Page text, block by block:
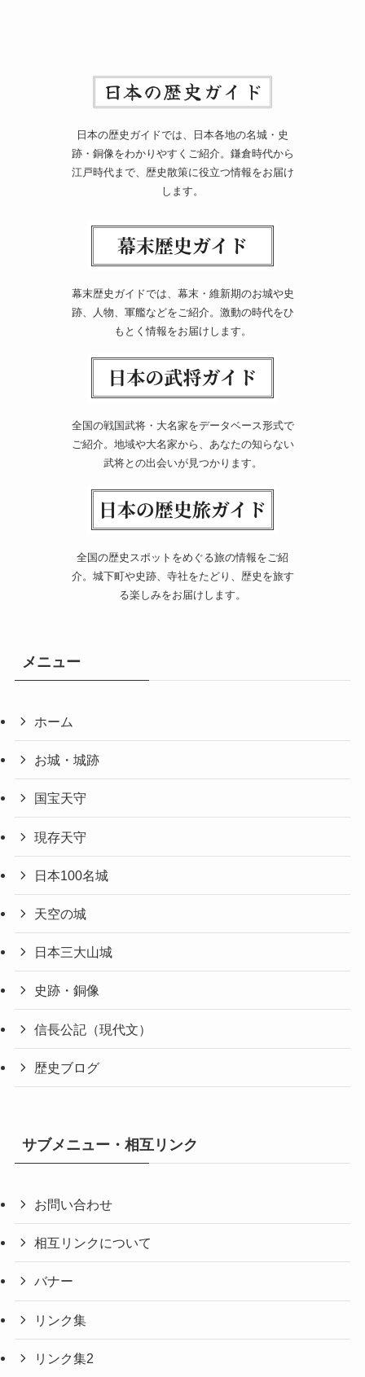
日本の歴史ガイドでは、日本各地の名城・史
跡・銅像をわかりやすくご紹介。鎌倉時代から
江戸時代まで、歴史散策に役立つ情報をお届け
します。
幕末歴史ガイドでは、幕末・維新期のお城や史
跡、人物、軍艦などをご紹介。激動の時代をひ
もとく情報をお届けします。
全国の戦国武将・大名家をデータベース形式で
ご紹介。地域や大名家から、あなたの知らない
武将との出会いが見つかります。
全国の歴史スポットをめぐる旅の情報をご紹
介。城下町や史跡、寺社をたどり、歴史を旅す
る楽しみをお届けします。
メニュー
ホーム
お城・城跡
国宝天守
現存天守
日本100名城
天空の城
日本三大山城
史跡・銅像
信長公記（現代文）
歴史ブログ
サブメニュー・相互リンク
お問い合わせ
相互リンクについて
バナー
リンク集
リンク集2